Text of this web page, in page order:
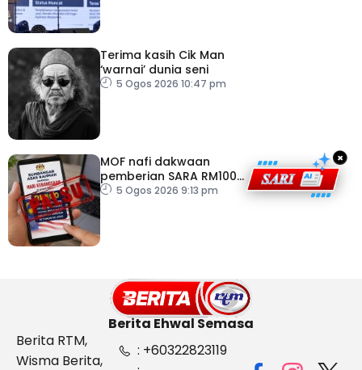
Terima kasih Cik Man
‘warnai’ dunia seni
5 Ogos 2026 10:47 pm
MOF nafi dakwaan
pemberian SARA RM100
sempena Hari
5 Ogos 2026 9:13 pm
×
Berita Ehwal Semasa
Berita RTM,
Wisma Berita,
: +60322823119